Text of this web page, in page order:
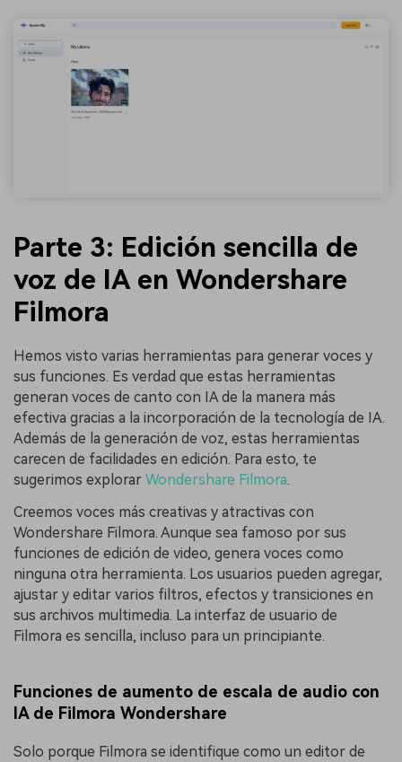
Parte 3: Edición sencilla de
voz de IA en Wondershare
Filmora
Hemos visto varias herramientas para generar voces y
sus funciones. Es verdad que estas herramientas
generan voces de canto con IA de la manera más
efectiva gracias a la incorporación de la tecnología de IA.
Además de la generación de voz, estas herramientas
carecen de facilidades en edición. Para esto, te
sugerimos explorar Wondershare Filmora.
Creemos voces más creativas y atractivas con
Wondershare Filmora. Aunque sea famoso por sus
funciones de edición de video, genera voces como
ninguna otra herramienta. Los usuarios pueden agregar,
ajustar y editar varios filtros, efectos y transiciones en
sus archivos multimedia. La interfaz de usuario de
Filmora es sencilla, incluso para un principiante.
Funciones de aumento de escala de audio con
IA de Filmora Wondershare
Solo porque Filmora se identifique como un editor de